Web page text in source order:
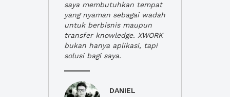
saya membutuhkan tempat
yang nyaman sebagai wadah
untuk berbisnis maupun
transfer knowledge. XWORK
bukan hanya aplikasi, tapi
solusi bagi saya.
DANIEL